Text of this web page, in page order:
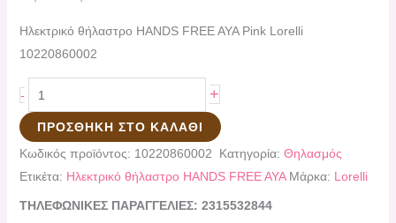
Ηλεκτρικό θήλαστρο HANDS FREE AYA Pink Lorelli
10220860002
- +
ΠΡΟΣΘΉΚΗ ΣΤΟ ΚΑΛΆΘΙ
Κωδικός προϊόντος: 10220860002 Κατηγορία: Θηλασμός
Ετικέτα: Ηλεκτρικό θήλαστρο HANDS FREE AYA Μάρκα: Lorelli
ΤΗΛΕΦΩΝΙΚΕΣ ΠΑΡΑΓΓΕΛΙΕΣ: 2315532844